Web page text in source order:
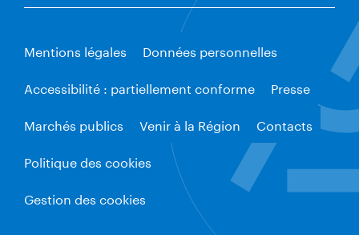
Mentions légales
Données personnelles
Accessibilité : partiellement conforme
Presse
Marchés publics
Venir à la Région
Contacts
Politique des cookies
Gestion des cookies